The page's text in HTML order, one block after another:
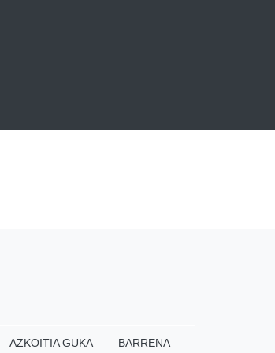
AZKOITIA GUKA BARRENA